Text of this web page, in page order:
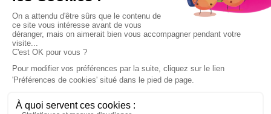
À PROPOS
CGV
Mentions légales
Données personnelles
Devenir adhérent
EN SAVOIR PLUS